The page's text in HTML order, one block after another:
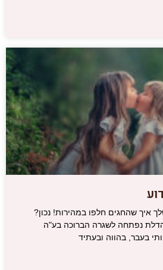
איך שהחגים חלפו במהירות! נכון?
נפתחה לשגרה הברוכה בע"ה
בעבר, בהווה ובעתיד